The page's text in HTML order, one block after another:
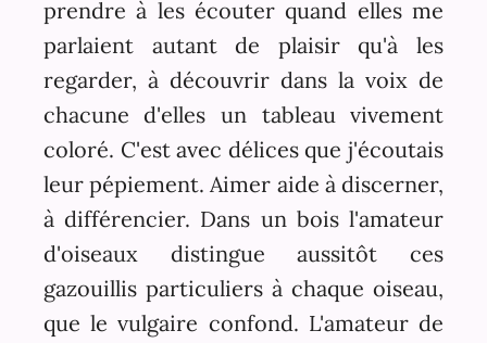
prendre à les écouter quand elles me
parlaient autant de plaisir qu'à les
regarder, à découvrir dans la voix de
chacune d'elles un tableau vivement
coloré. C'est avec délices que j'écoutais
leur pépiement. Aimer aide à discerner,
à différencier. Dans un bois l'amateur
d'oiseaux distingue aussitôt ces
gazouillis particuliers à chaque oiseau,
que le vulgaire confond. L'amateur de